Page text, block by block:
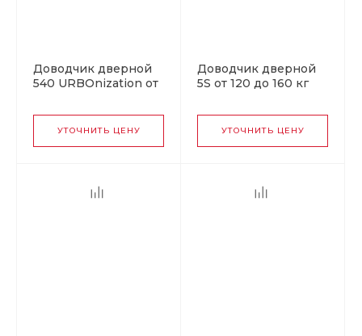
Доводчик дверной
540 URBOnization от
УТОЧНИТЬ ЦЕНУ
Доводчик дверной
5S от 120 до 160 кг
УТОЧНИТЬ ЦЕНУ